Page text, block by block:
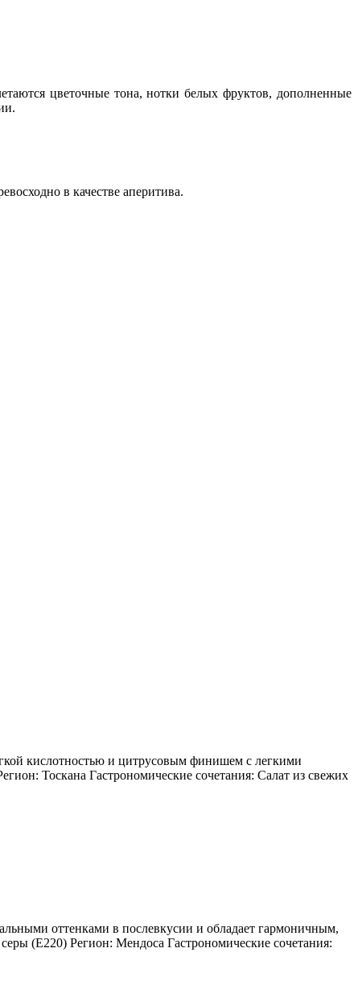
цветочные тона, нотки белых фруктов, дополненные
в качестве аперитива.
кислотностью и цитрусовым финишем с легкими
Тоскана Гастрономические сочетания: Салат из свежих
оттенками в послевкусии и обладает гармоничным,
(Е220) Регион: Мендоса Гастрономические сочетания: